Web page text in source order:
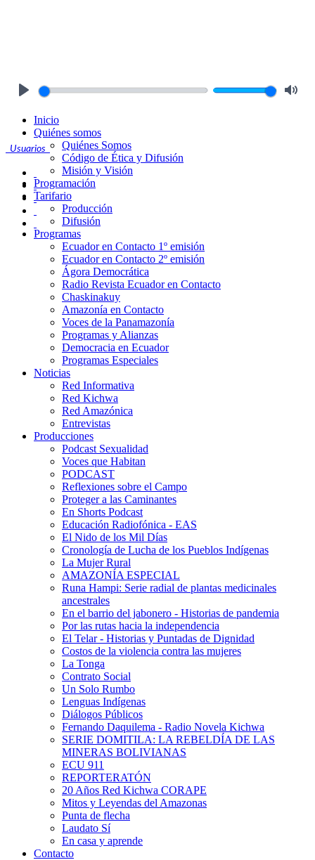
Usuarios
Inicio
Quiénes somos
Quiénes Somos
Código de Ética y Difusión
Misión y Visión
Programación
Tarifario
Producción
Difusión
Programas
Ecuador en Contacto 1º emisión
Ecuador en Contacto 2º emisión
Ágora Democrática
Radio Revista Ecuador en Contacto
Chaskinakuy
Amazonía en Contacto
Voces de la Panamazonía
Programas y Alianzas
Democracia en Ecuador
Programas Especiales
Noticias
Red Informativa
Red Kichwa
Red Amazónica
Entrevistas
Producciones
Podcast Sexualidad
Voces que Habitan
PODCAST
Reflexiones sobre el Campo
Proteger a las Caminantes
En Shorts Podcast
Educación Radiofónica - EAS
El Nido de los Mil Días
Cronología de Lucha de los Pueblos Indígenas
La Mujer Rural
AMAZONÍA ESPECIAL
Runa Hampi: Serie radial de plantas medicinales
ancestrales
En el barrio del jabonero - Historias de pandemia
Por las rutas hacia la independencia
El Telar - Historias y Puntadas de Dignidad
Costos de la violencia contra las mujeres
La Tonga
Contrato Social
Un Solo Rumbo
Lenguas Indígenas
Diálogos Públicos
Fernando Daquilema - Radio Novela Kichwa
SERIE DOMITILA: LA REBELDÍA DE LAS
MINERAS BOLIVIANAS
ECU 911
REPORTERATÓN
20 Años Red Kichwa CORAPE
Mitos y Leyendas del Amazonas
Punta de flecha
Laudato Sí
En casa y aprende
Contacto